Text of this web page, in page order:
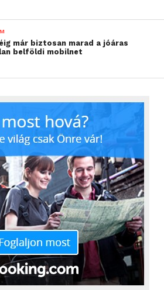
már biztosan marad a jóáras
belföldi mobilnet